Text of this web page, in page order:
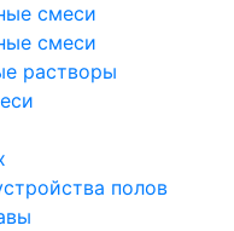
смеси
смеси
растворы
полов